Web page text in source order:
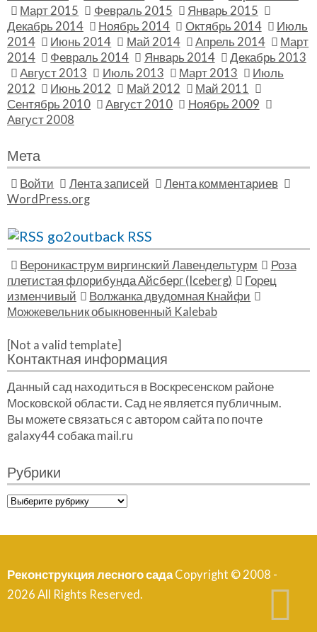
Март 2015
Февраль 2015
Январь 2015
Декабрь 2014
Ноябрь 2014 Октябрь 2014
Июль
2014
Июнь 2014 Май 2014 Апрель 2014
Март
2014
Февраль 2014 Январь 2014
Декабрь 2013
Август 2013
Июль 2013 Март 2013
Июль
2012
Июнь 2012 Май 2012
Май 2011
Сентябрь 2010
Август 2010
Ноябрь 2009
Август 2008
Мета
Войти Лента записей
Лента комментариев
WordPress.org
go2outback RSS
Вероникаструм виргинский Лавендельтурм
Роза
плетистая флорибунда Айсберг (Iceberg)
Горец
изменчивый
Волжанка двудомная Кнайфи
Можжевельник обыкновенный Kalebab
[Not a valid template]
Контактная информация
Данный сад находиться в Воскресенском районе
Московской области. Сад не является публичным.
Вы можете связаться с автором сайта по почте
galaxy44 собака mail.ru
Рубрики
Рубрики
Реконструкция лесного садаCopyright © 2008 -
2026 All Rights Reserved.